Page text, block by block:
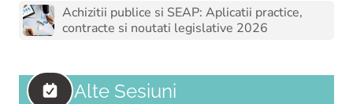
Achizitii publice si SEAP: Aplicatii practice,
contracte si noutati legislative 2026
Alte Sesiuni